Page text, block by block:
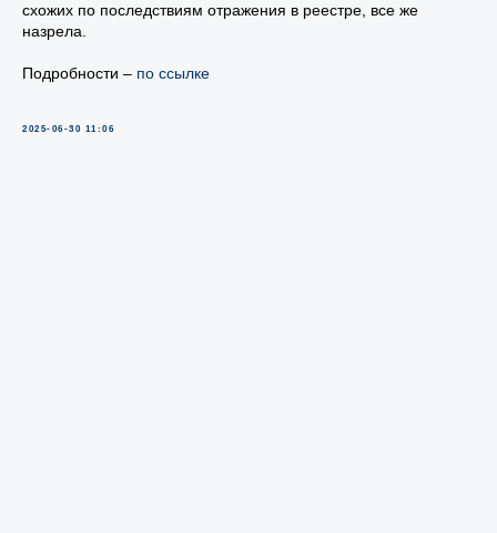
схожих по последствиям отражения в реестре, все же
назрела.
Подробности – по ссылке
2025-06-30 11:06